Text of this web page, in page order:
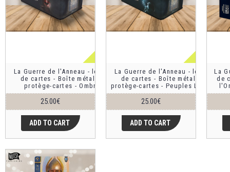
La Guerre de l'Anneau - le jeu
de cartes - Boîte métal et
protège-cartes - Ombre
25.00€
ADD TO CART
La Guerre de l'Anneau - le jeu
de cartes - Boîte métal et
protège-cartes - Peuples Libres
25.00€
ADD TO CART
La
de